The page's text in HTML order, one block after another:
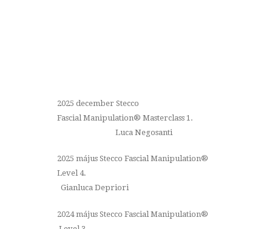
2025 december Stecco
Fascial Manipulation® Masterclass 1.
Luca Negosanti
2025 május Stecco Fascial Manipulation®
Level 4.
Gianluca Depriori
2024 május Stecco Fascial Manipulation®